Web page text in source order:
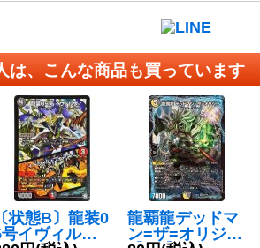
は、こんな商品も買っています
〔状態B〕龍装0
イヴィルヴ
龍覇龍デッドマ
ン=ザ=オリジン